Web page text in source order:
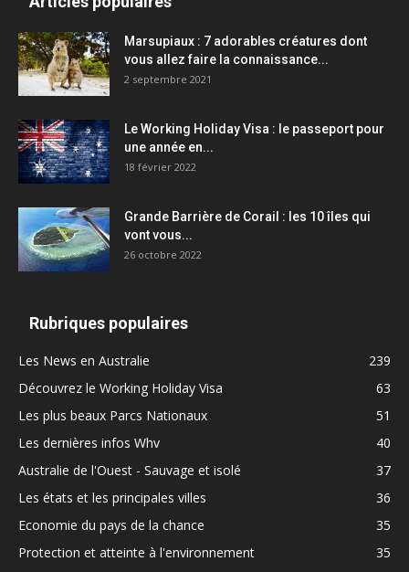
Marsupiaux : 7 adorables créatures dont
vous allez faire la connaissance...
2 septembre 2021
Le Working Holiday Visa : le passeport pour
une année en...
18 février 2022
Grande Barrière de Corail : les 10 îles qui
vont vous...
26 octobre 2022
Rubriques populaires
Les News en Australie
239
Découvrez le Working Holiday Visa
63
Les plus beaux Parcs Nationaux
51
Les dernières infos Whv
40
Australie de l'Ouest - Sauvage et isolé
37
Les états et les principales villes
36
Economie du pays de la chance
35
Protection et atteinte à l'environnement
35